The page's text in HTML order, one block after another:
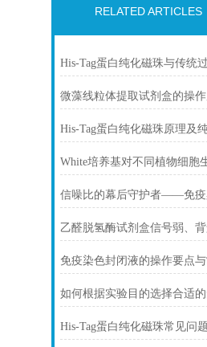
RELATED ARTICLES